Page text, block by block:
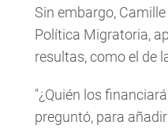
Sin embargo,
Política Migratoria,
resultas, como el de
"¿Quién los
preguntó, para